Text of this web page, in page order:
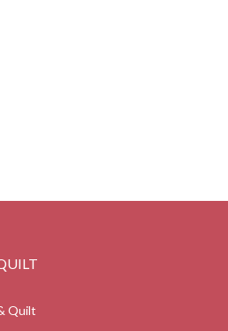
Quilt